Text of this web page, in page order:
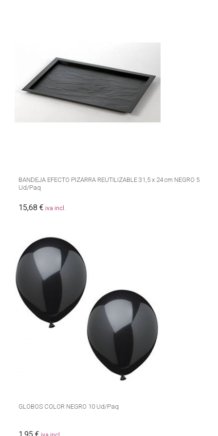
BANDEJA EFECTO PIZARRA REUTILIZABLE 31,5 x 24 cm NEGRO 5
Ud/Paq
15,68 € iva incl.
GLOBOS COLOR NEGRO 10 Ud/Paq